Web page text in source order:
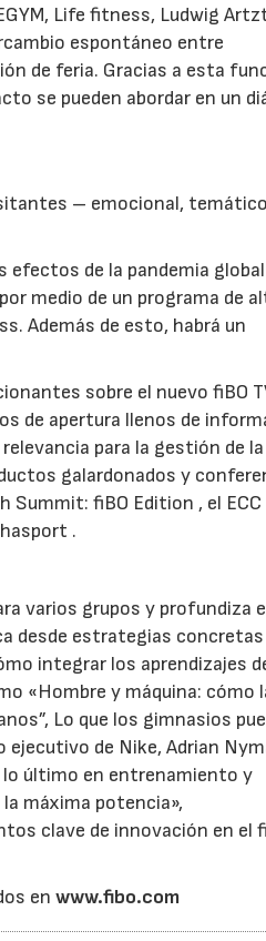
Life fitness, Ludwig
espontáneo entre
de feria. Gracias a esta
se pueden abordar en un
– emocional,
de la pandemia
medio de un programa de
Además de esto, habrá un
sobre el nuevo fiBO
de apertura llenos de
para la gestión de
galardonados y
Summit: fiBO Edition , el ECC
.
varios grupos y profundiza
desde estrategias concretas
integrar los aprendizajes
«Hombre y máquina: cómo
Lo que los gimnasios
de Nike, Adrian
lo último en entrenamiento y
máxima potencia»,
clave de innovación en el
en www.fibo.com